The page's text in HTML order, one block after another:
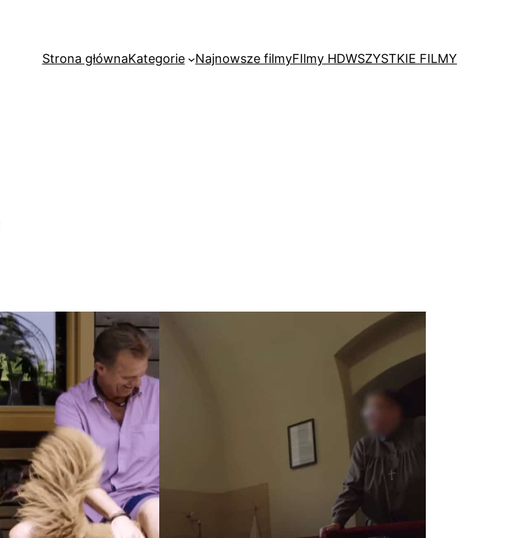
Strona głównaKategorie Najnowsze filmyFIlmy HDWSZYSTKIE FILMY